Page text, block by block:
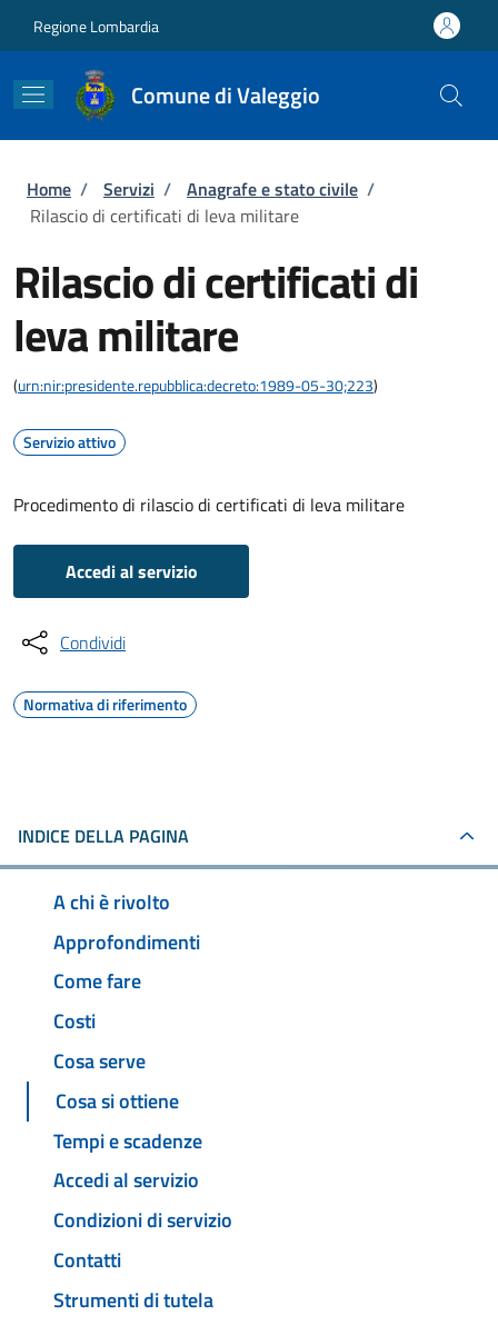
Regione Lombardia
Comune di Valeggio
Briciole di pane
Home / Servizi / Anagrafe e stato civile /
Rilascio di certificati di leva militare
Rilascio di certificati di
leva militare
(urn:nir:presidente.repubblica:decreto:1989-05-30;223)
Servizio attivo
Procedimento di rilascio di certificati di leva militare
Accedi al servizio
Condividi
Normativa di riferimento
INDICE DELLA PAGINA
A chi è rivolto
Approfondimenti
Come fare
Costi
Cosa serve
Cosa si ottiene
Tempi e scadenze
Accedi al servizio
Condizioni di servizio
Contatti
Strumenti di tutela